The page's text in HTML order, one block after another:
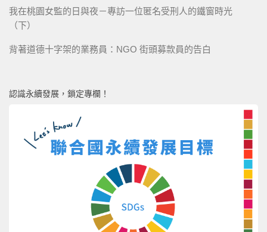
我在桃園女監的日與夜－專訪一位匿名受刑人的鐵窗時光
（下）
背著道德十字架的業務員：NGO 街頭募款員的告白
認識永續發展，鎖定專欄！